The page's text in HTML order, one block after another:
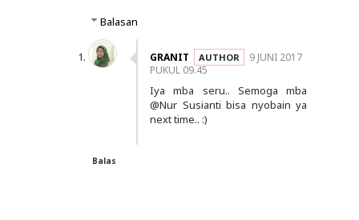
Balasan
GRANIT
9 JUNI 2017
PUKUL 09.45
Iya mba seru.. Semoga mba
@Nur Susianti bisa nyobain ya
next time.. :)
Balas